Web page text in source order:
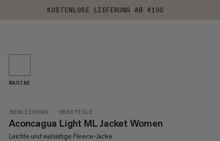
KOSTENLOSE LIEFERUNG AB €100
BEKLEIDUNG OBERTEILE
Aconcagua Light ML Jacket Women
Leichte und vielseitige Fleece-Jacke
MARINE